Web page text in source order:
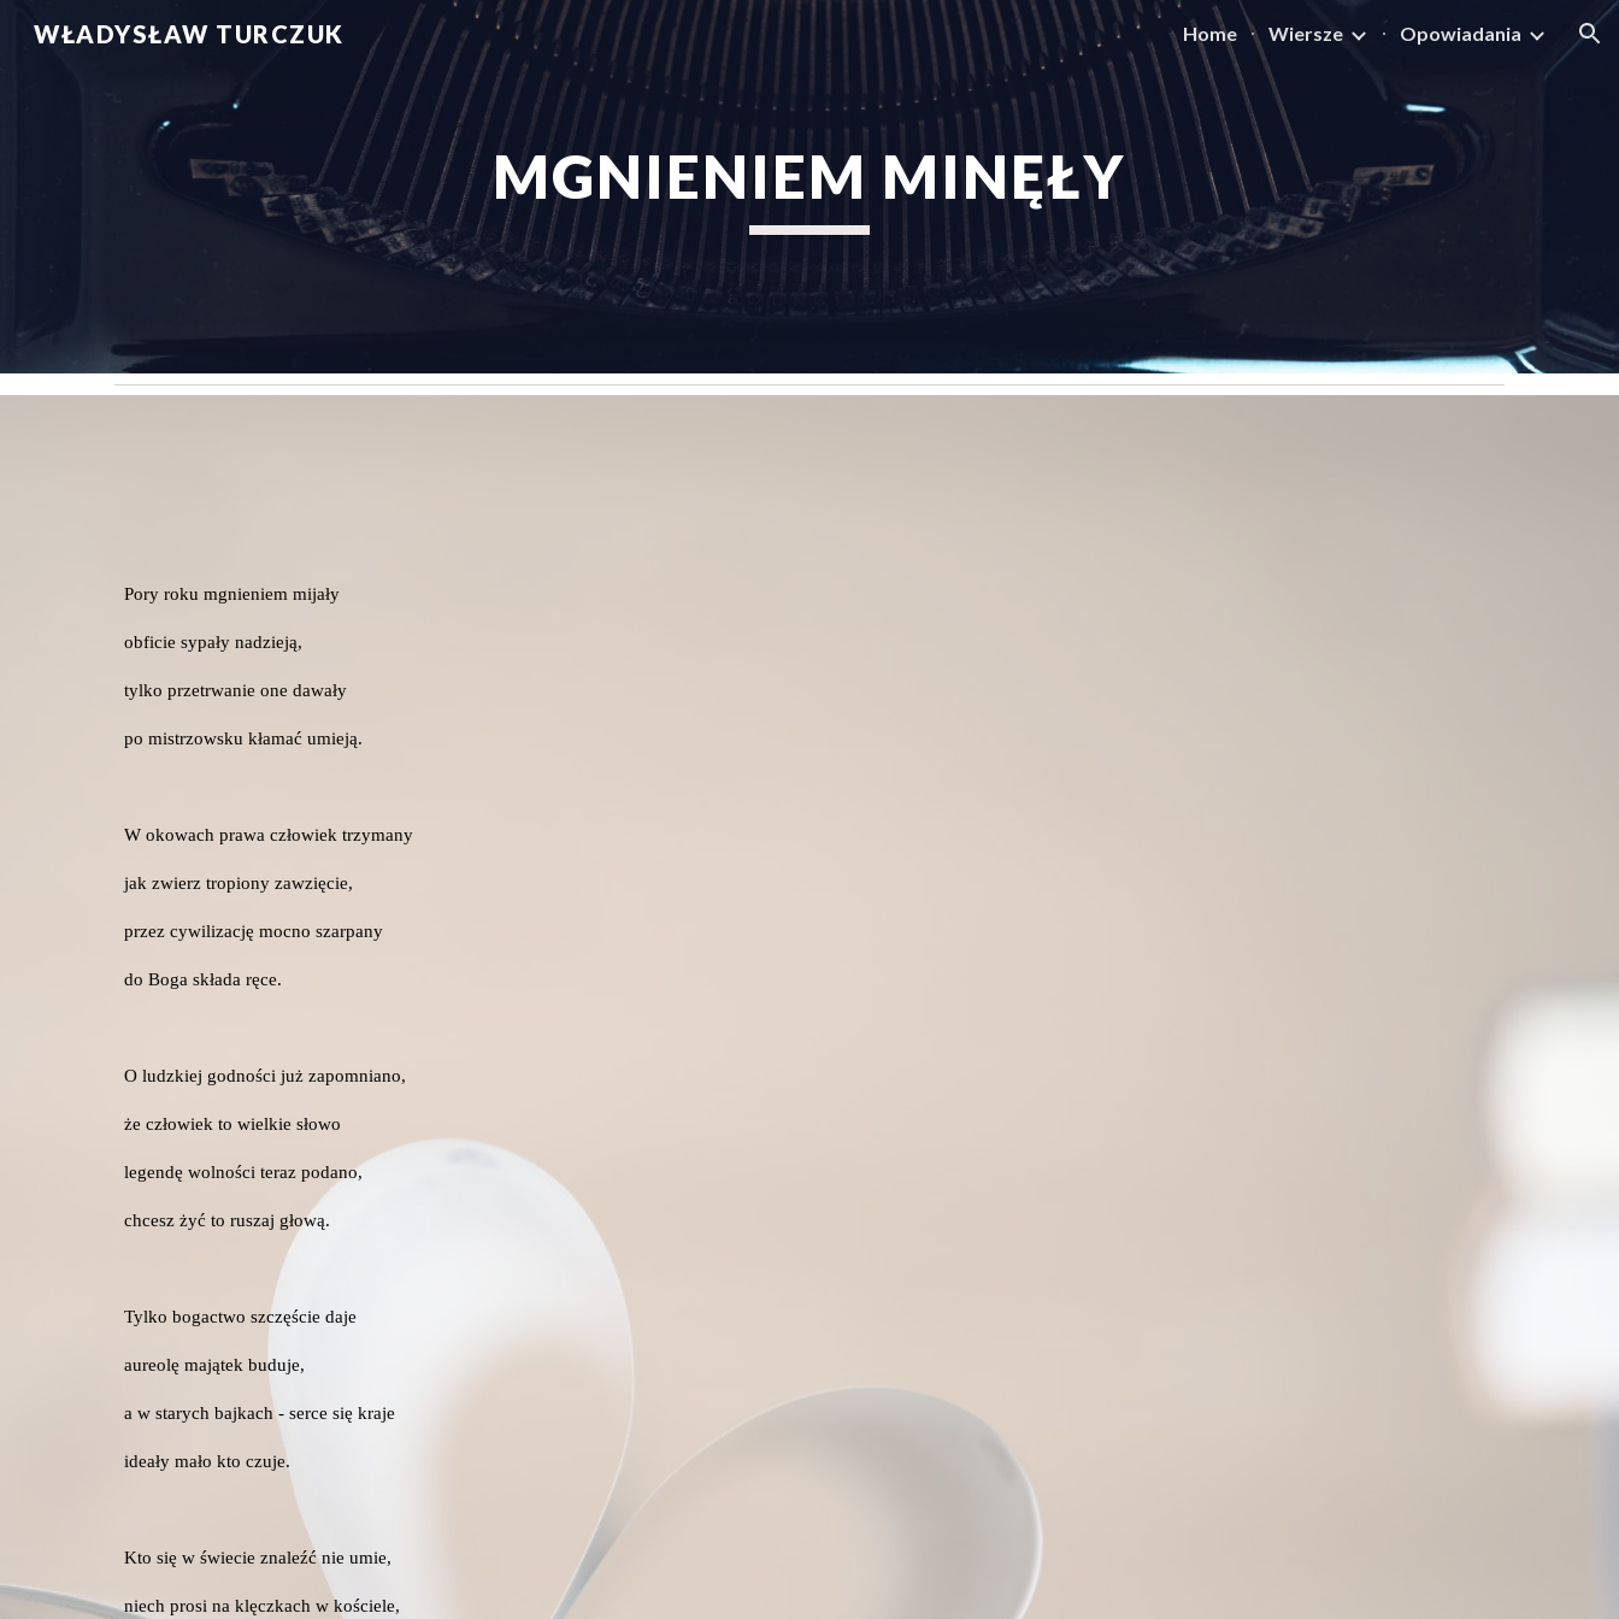
Skip to main content Skip to navigation
WŁADYSŁAW TURCZUK Home Wiersze Opowiadania
MGNIENIEM MINĘŁY
Pory roku mgnieniem mijały
obficie sypały nadzieją,
tylko przetrwanie one dawały
po mistrzowsku kłamać umieją.
W okowach prawa człowiek trzymany
jak zwierz tropiony zawzięcie,
przez cywilizację mocno szarpany
do Boga składa ręce.
O ludzkiej godności już zapomniano,
że człowiek to wielkie słowo
legendę wolności teraz podano,
chcesz żyć to ruszaj głową.
Tylko bogactwo szczęście daje
aureolę majątek buduje,
a w starych bajkach - serce się kraje
ideały mało kto czuje.
Kto się w świecie znaleźć nie umie,
niech prosi na klęczkach w kościele,